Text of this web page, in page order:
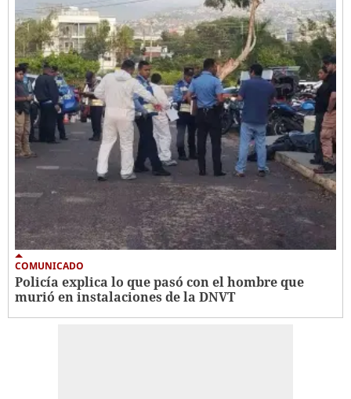
COMUNICADO
Policía explica lo que pasó con el hombre que
murió en instalaciones de la DNVT